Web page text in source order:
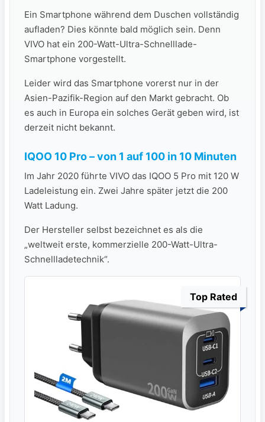
Ein Smartphone während dem Duschen vollständig
aufladen? Dies könnte bald möglich sein. Denn
VIVO hat ein 200-Watt-Ultra-Schnelllade-
Smartphone vorgestellt.
Leider wird das Smartphone vorerst nur in der
Asien-Pazifik-Region auf den Markt gebracht. Ob
es auch in Europa ein solches Gerät geben wird, ist
derzeit nicht bekannt.
IQOO 10 Pro – von 1 auf 100 in 10 Minuten
Im Jahr 2020 führte VIVO das IQOO 5 Pro mit 120 W
Ladeleistung ein. Zwei Jahre später jetzt die 200
Watt Ladung.
Der Hersteller selbst bezeichnet es als die
„weltweit erste, kommerzielle 200-Watt-Ultra-
Schnellladetechnik“.
Top Rated